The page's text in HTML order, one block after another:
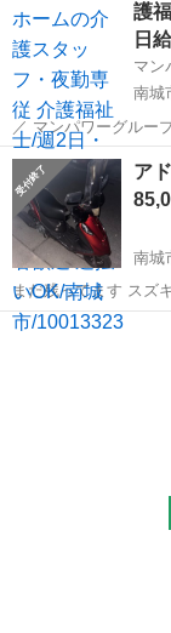
護
日
マン
南城
／ マンパワーグループで始める グループホームの介護職！ ＼ ⏺️高時
給で稼げる！ ⏺️ライフスタイルに合わせて働ける！ ⏺️資格取得支援な
沖縄 南城市
ア
南城
まだ残ってます スズキ アドレス125g k9 走行距離:20400km バイク
のキー1本のみ。 【改造点】 g用スクリーン 旭ナックルバイ
沖縄 南城市